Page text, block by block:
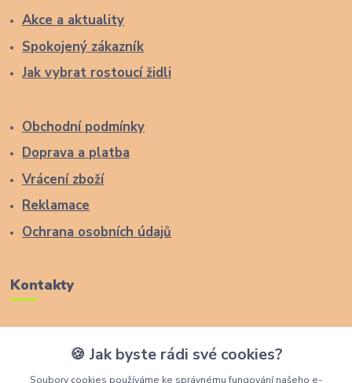
Akce a aktuality
Spokojený zákazník
Jak vybrat rostoucí židli
Obchodní podmínky
Doprava a platba
Vrácení zboží
Reklamace
Ochrana osobních údajů
Kontakty
+420 774 291 043
🍪 Jak byste rádi své cookies?
Soubory cookies používáme ke správnému fungování našeho e-